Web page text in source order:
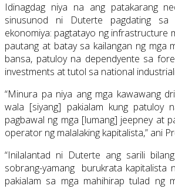
Idinagdag niya na ang patakarang
sinusunod ni Duterte pagdating sa
ekonomiya: pagtatayo ng infrastructure
pautang at batay sa kailangan ng mga
bansa, patuloy na dependyente sa
investments at tutol sa national
“Minura pa niya ang mga kawawang
wala [siyang] pakialam kung patuloy
pagbawal ng mga [lumang] jeepney at
operator ng malalaking kapitalista,” ani
“Inilalantad ni Duterte ang sarili
sobrang-yamang burukrata kapitalista
pakialam sa mga mahihirap tulad ng